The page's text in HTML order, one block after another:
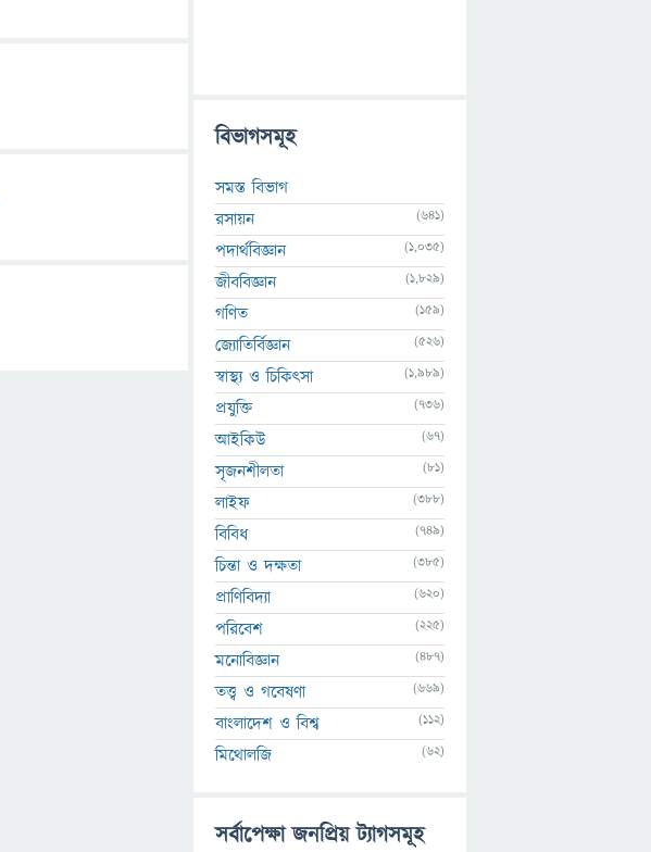
বিভাগসমূহ
সমস্ত বিভাগ
রসায়ন
(641)
পদার্থবিজ্ঞান (1,035)
জীববিজ্ঞান (1,829)
গণিত (159)
জ্যোতির্বিজ্ঞান (526)
স্বাস্থ্য ও চিকিৎসা (1,989)
প্রযুক্তি (736)
আইকিউ (67)
সৃজনশীলতা (81)
লাইফ (388)
বিবিধ (749)
চিন্তা ও দক্ষতা (385)
প্রাণিবিদ্যা (620)
পরিবেশ (225)
মনোবিজ্ঞান (487)
তত্ত্ব ও গবেষণা (669)
বাংলাদেশ ও বিশ্ব (112)
মিথোলজি (62)
সর্বাপেক্ষা জনপ্রিয় ট্যাগসমূহ